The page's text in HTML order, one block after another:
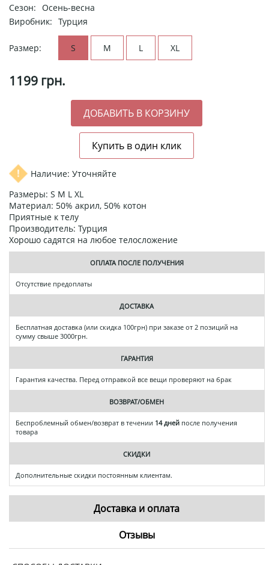
Сезон: Осень-весна
Виробник: Турция
Размер: S M L XL
1199 грн.
Наличие: Уточняйте
Размеры: S М L XL
Материал: 50% акрил, 50% котон
Приятные к телу
Производитель: Турция
Хорошо садятся на любое телосложение
ОПЛАТА ПОСЛЕ ПОЛУЧЕНИЯ
Отсутствие предоплаты
ДОСТАВКА
Бесплатная доставка (или скидка 100грн) при заказе от 2 позиций на
сумму свыше 3000грн.
ГАРАНТИЯ
Гарантия качества. Перед отправкой все вещи проверяют на брак
ВОЗВРАТ/ОБМЕН
Беспроблемный обмен/возврат в течении 14 дней после получения
товара
СКИДКИ
Дополнительные скидки постоянным клиентам.
Доставка и оплата
Отзывы